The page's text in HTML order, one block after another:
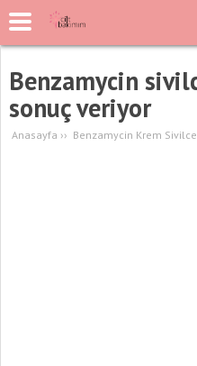
Benzamycin
sonuç veriyor
Anasayfa ›› Benzamycin Krem